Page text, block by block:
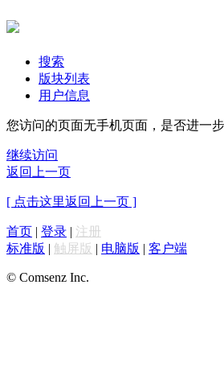
搜索
版块列表
用户信息
您访问的页面无手机页面，是否进一
继续访问
返回上一页
[ 点击这里返回上一页 ]
首页 | 登录 | 注册
标准版 | 触屏版 | 电脑版 | 客户端
© Comsenz Inc.